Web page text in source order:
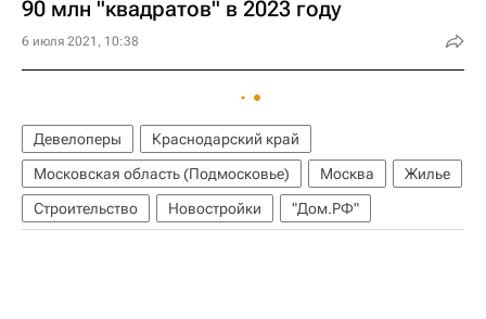
90 млн "квадратов" в 2023 году
6 июля 2021, 10:38
Девелоперы
Краснодарский край
Московская область (Подмосковье)
Москва
Жилье
Строительство
Новостройки "Дом.РФ"